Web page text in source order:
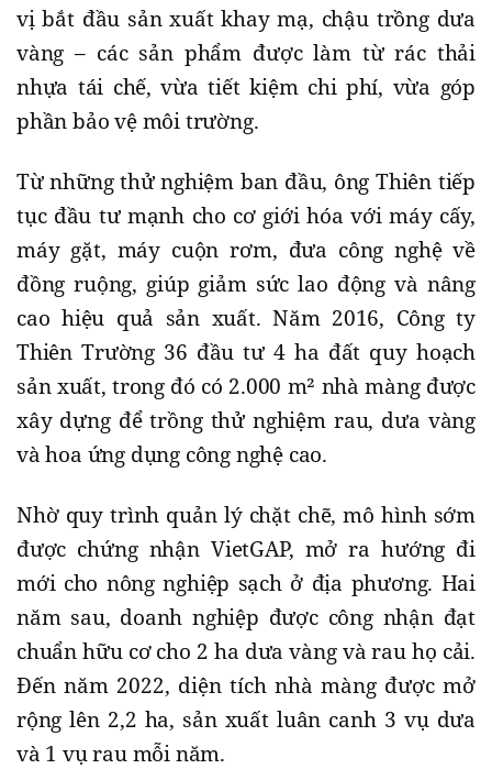
vị bắt đầu sản xuất khay mạ, chậu trồng dưa
vàng – các sản phẩm được làm từ rác thải
nhựa tái chế, vừa tiết kiệm chi phí, vừa góp
phần bảo vệ môi trường.
Từ những thử nghiệm ban đầu, ông Thiên tiếp
tục đầu tư mạnh cho cơ giới hóa với máy cấy,
máy gặt, máy cuộn rơm, đưa công nghệ về
đồng ruộng, giúp giảm sức lao động và nâng
cao hiệu quả sản xuất. Năm 2016, Công ty
Thiên Trường 36 đầu tư 4 ha đất quy hoạch
sản xuất, trong đó có 2.000 m² nhà màng được
xây dựng để trồng thử nghiệm rau, dưa vàng
và hoa ứng dụng công nghệ cao.
Nhờ quy trình quản lý chặt chẽ, mô hình sớm
được chứng nhận VietGAP, mở ra hướng đi
mới cho nông nghiệp sạch ở địa phương. Hai
năm sau, doanh nghiệp được công nhận đạt
chuẩn hữu cơ cho 2 ha dưa vàng và rau họ cải.
Đến năm 2022, diện tích nhà màng được mở
rộng lên 2,2 ha, sản xuất luân canh 3 vụ dưa
và 1 vụ rau mỗi năm.